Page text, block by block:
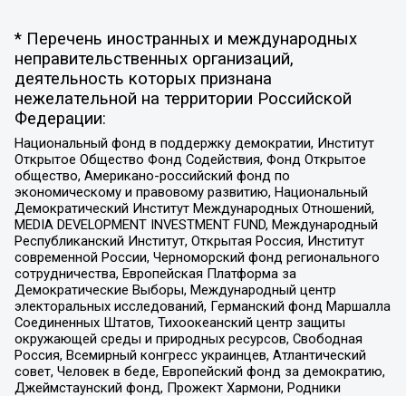
* Перечень иностранных и международных
неправительственных организаций,
деятельность которых признана
нежелательной на территории Российской
Федерации:
Национальный фонд в поддержку демократии, Институт
Открытое Общество Фонд Содействия, Фонд Открытое
общество, Американо-российский фонд по
экономическому и правовому развитию, Национальный
Демократический Институт Международных Отношений,
MEDIA DEVELOPMENT INVESTMENT FUND, Международный
Республиканский Институт, Открытая Россия, Институт
современной России, Черноморский фонд регионального
сотрудничества, Европейская Платформа за
Демократические Выборы, Международный центр
электоральных исследований, Германский фонд Маршалла
Соединенных Штатов, Тихоокеанский центр защиты
окружающей среды и природных ресурсов, Свободная
Россия, Всемирный конгресс украинцев, Атлантический
совет, Человек в беде, Европейский фонд за демократию,
Джеймстаунский фонд, Прожект Хармони, Родники